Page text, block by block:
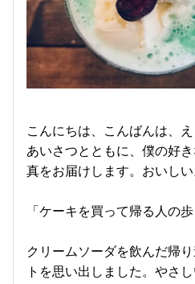
こんにちは、こんばんは、え
あいさつとともに、僕の好
真をお届けします。おいしい
「ケーキを買って帰る人の
クリームソーダを飲んだ帰
トを思い出しました。やさし